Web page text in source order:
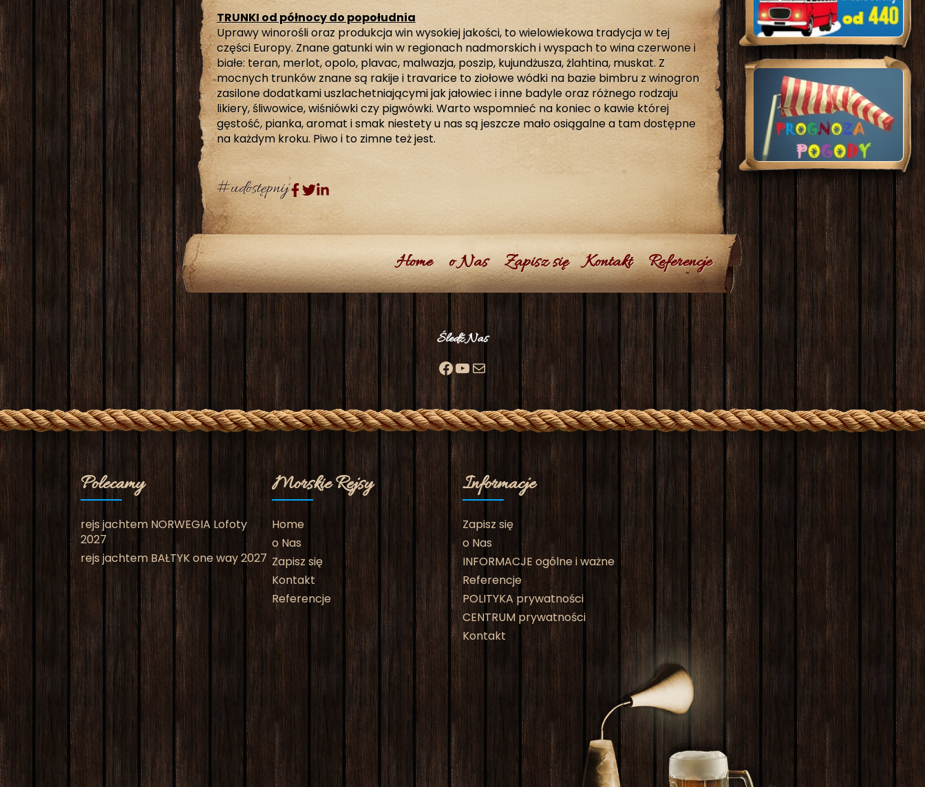
TRUNKI od północy do popołudnia
Uprawy winorośli oraz produkcja win wysokiej jakości, to wielowiekowa tradycja w tej
części Europy. Znane gatunki win w regionach nadmorskich i wyspach to wina czerwone i
białe: teran, merlot, opolo, plavac, malwazja, poszip, kujundżusza, żlahtina, muskat. Z
mocnych trunków znane są rakije i travarice to ziołowe wódki na bazie bimbru z winogron
zasilone dodatkami uszlachetniającymi jak jałowiec i inne badyle oraz różnego rodzaju
likiery, śliwowice, wiśniówki czy pigwówki. Warto wspomnieć na koniec o kawie której
gęstość, pianka, aromat i smak niestety u nas są jeszcze mało osiągalne a tam dostępne
na każdym kroku. Piwo i to zimne też jest.
#udostępnij
Home o Nas Zapisz się Kontakt Referencje
Śledź Nas
Facebook
YouTube
Mail
Polecamy
rejs jachtem NORWEGIA Lofoty
2027
rejs jachtem BAŁTYK one way 2027
Morskie Rejsy
Home
o Nas
Zapisz się
Kontakt
Referencje
Informacje
Zapisz się
o Nas
INFORMACJE ogólne i ważne
Referencje
POLITYKA prywatności
CENTRUM prywatności
Kontakt